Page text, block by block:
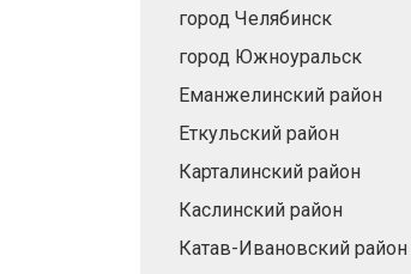
город Челябинск
город Южноуральск
Еманжелинский район
Еткульский район
Карталинский район
Каслинский район
Катав-Ивановский район